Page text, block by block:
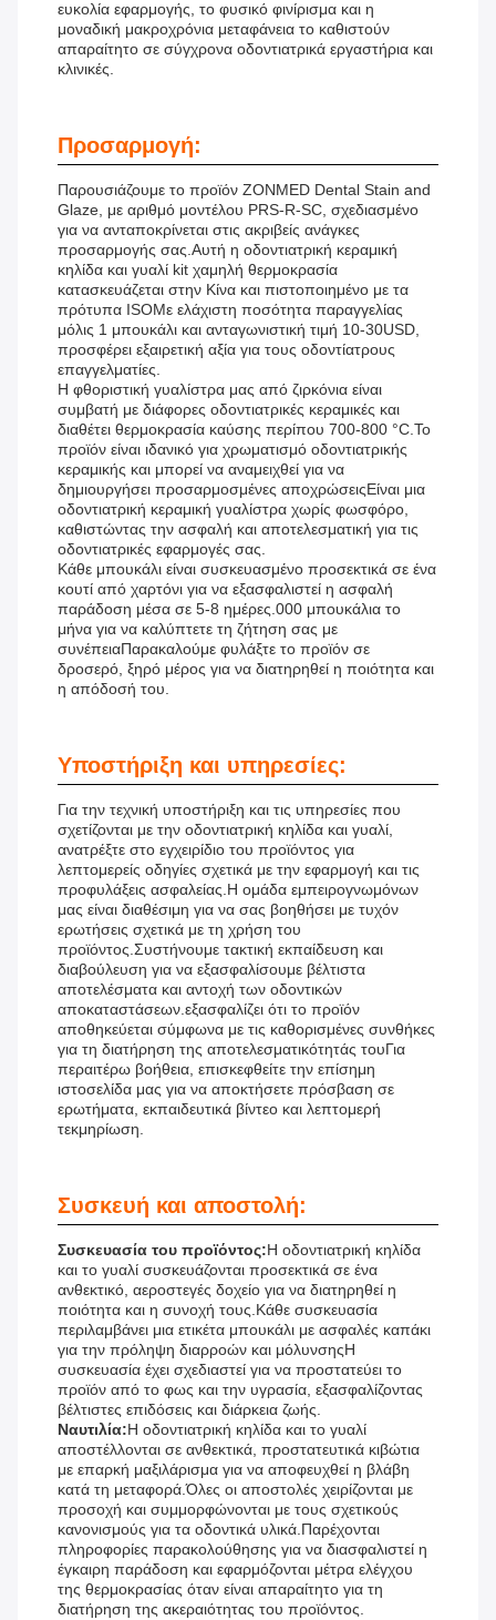
ευκολία εφαρμογής, το φυσικό φινίρισμα και η
μοναδική μακροχρόνια μεταφάνεια το καθιστούν
απαραίτητο σε σύγχρονα οδοντιατρικά εργαστήρια και
κλινικές.
Προσαρμογή:
Παρουσιάζουμε το προϊόν ZONMED Dental Stain and
Glaze, με αριθμό μοντέλου PRS-R-SC, σχεδιασμένο
για να ανταποκρίνεται στις ακριβείς ανάγκες
προσαρμογής σας.Αυτή η οδοντιατρική κεραμική
κηλίδα και γυαλί kit χαμηλή θερμοκρασία
κατασκευάζεται στην Κίνα και πιστοποιημένο με τα
πρότυπα ISOΜε ελάχιστη ποσότητα παραγγελίας
μόλις 1 μπουκάλι και ανταγωνιστική τιμή 10-30USD,
προσφέρει εξαιρετική αξία για τους οδοντίατρους
επαγγελματίες.
Η φθοριστική γυαλίστρα μας από ζιρκόνια είναι
συμβατή με διάφορες οδοντιατρικές κεραμικές και
διαθέτει θερμοκρασία καύσης περίπου 700-800 °C.Το
προϊόν είναι ιδανικό για χρωματισμό οδοντιατρικής
κεραμικής και μπορεί να αναμειχθεί για να
δημιουργήσει προσαρμοσμένες αποχρώσειςΕίναι μια
οδοντιατρική κεραμική γυαλίστρα χωρίς φωσφόρο,
καθιστώντας την ασφαλή και αποτελεσματική για τις
οδοντιατρικές εφαρμογές σας.
Κάθε μπουκάλι είναι συσκευασμένο προσεκτικά σε ένα
κουτί από χαρτόνι για να εξασφαλιστεί η ασφαλή
παράδοση μέσα σε 5-8 ημέρες.000 μπουκάλια το
μήνα για να καλύπτετε τη ζήτηση σας με
συνέπειαΠαρακαλούμε φυλάξτε το προϊόν σε
δροσερό, ξηρό μέρος για να διατηρηθεί η ποιότητα και
η απόδοσή του.
Υποστήριξη και υπηρεσίες:
Για την τεχνική υποστήριξη και τις υπηρεσίες που
σχετίζονται με την οδοντιατρική κηλίδα και γυαλί,
ανατρέξτε στο εγχειρίδιο του προϊόντος για
λεπτομερείς οδηγίες σχετικά με την εφαρμογή και τις
προφυλάξεις ασφαλείας.Η ομάδα εμπειρογνωμόνων
μας είναι διαθέσιμη για να σας βοηθήσει με τυχόν
ερωτήσεις σχετικά με τη χρήση του
προϊόντος.Συστήνουμε τακτική εκπαίδευση και
διαβούλευση για να εξασφαλίσουμε βέλτιστα
αποτελέσματα και αντοχή των οδοντικών
αποκαταστάσεων.εξασφαλίζει ότι το προϊόν
αποθηκεύεται σύμφωνα με τις καθορισμένες συνθήκες
για τη διατήρηση της αποτελεσματικότητάς τουΓια
περαιτέρω βοήθεια, επισκεφθείτε την επίσημη
ιστοσελίδα μας για να αποκτήσετε πρόσβαση σε
ερωτήματα, εκπαιδευτικά βίντεο και λεπτομερή
τεκμηρίωση.
Συσκευή και αποστολή:
Συσκευασία του προϊόντος:Η οδοντιατρική κηλίδα
και το γυαλί συσκευάζονται προσεκτικά σε ένα
ανθεκτικό, αεροστεγές δοχείο για να διατηρηθεί η
ποιότητα και η συνοχή τους.Κάθε συσκευασία
περιλαμβάνει μια ετικέτα μπουκάλι με ασφαλές καπάκι
για την πρόληψη διαρροών και μόλυνσηςΗ
συσκευασία έχει σχεδιαστεί για να προστατεύει το
προϊόν από το φως και την υγρασία, εξασφαλίζοντας
βέλτιστες επιδόσεις και διάρκεια ζωής.
Ναυτιλία:Η οδοντιατρική κηλίδα και το γυαλί
αποστέλλονται σε ανθεκτικά, προστατευτικά κιβώτια
με επαρκή μαξιλάρισμα για να αποφευχθεί η βλάβη
κατά τη μεταφορά.Όλες οι αποστολές χειρίζονται με
προσοχή και συμμορφώνονται με τους σχετικούς
κανονισμούς για τα οδοντικά υλικά.Παρέχονται
πληροφορίες παρακολούθησης για να διασφαλιστεί η
έγκαιρη παράδοση και εφαρμόζονται μέτρα ελέγχου
της θερμοκρασίας όταν είναι απαραίτητο για τη
διατήρηση της ακεραιότητας του προϊόντος.